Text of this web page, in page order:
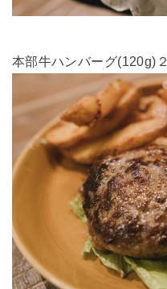
本部牛ハンバーグ(120g)